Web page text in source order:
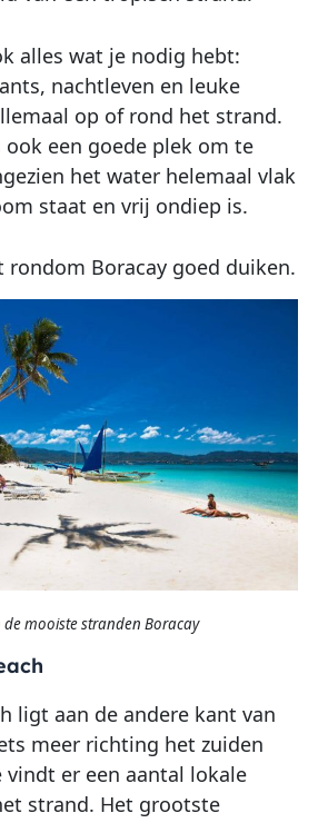
alles wat je nodig hebt:
nachtleven en leuke
op of rond het strand.
ook een goede plek om te
het water helemaal vlak
staat en vrij ondiep is.
Boracay goed duiken.
de mooiste stranden Boracay
ligt aan de andere kant van
meer richting het zuiden
vindt er een aantal lokale
strand. Het grootste